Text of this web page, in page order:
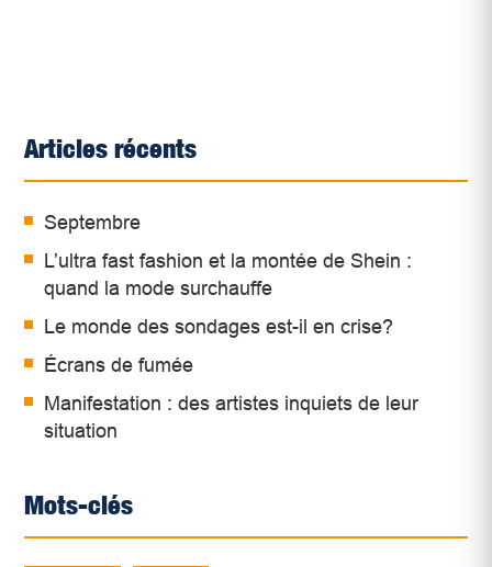
Articles récents
Septembre
L’ultra fast fashion et la montée de Shein :
quand la mode surchauffe
Le monde des sondages est-il en crise?
Écrans de fumée
Manifestation : des artistes inquiets de leur
situation
Mots-clés